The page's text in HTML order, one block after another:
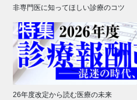
非専門医に知ってほしい診療のコツ
26年度改定から読む医療の未来